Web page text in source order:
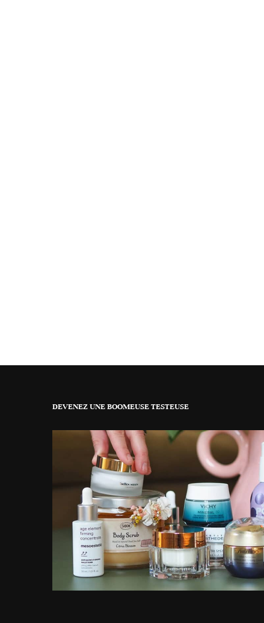
DEVENEZ UNE BOOMEUSE TESTEUSE